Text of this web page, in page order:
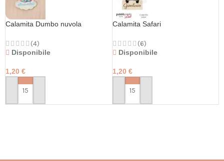
Calamita Dumbo nuvola
(4)
Disponibile
1,20 €
PERSONALIZZA
Calamita Safari
(6)
Disponibile
1,20 €
PERSONALIZZA